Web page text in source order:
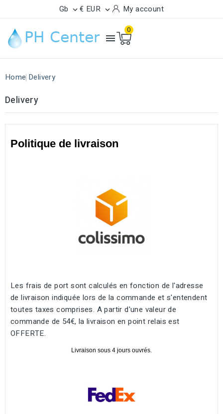
Gb € EUR  My account

0
Home Delivery
Delivery
Politique de livraison
Les frais de port sont calculés en fonction de l'adresse
de livraison indiquée lors de la commande et s'entendent
toutes taxes comprises. A partir d'une valeur de
commande de 54€, la livraison en point relais est
OFFERTE.
Livraison sous 4 jours ouvrés.